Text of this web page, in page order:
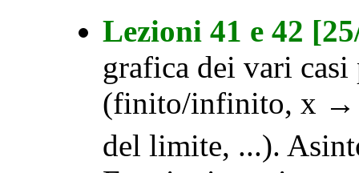
Lezioni 41 e 42
grafica dei vari
(finito/infinito, x
del limite, ...).